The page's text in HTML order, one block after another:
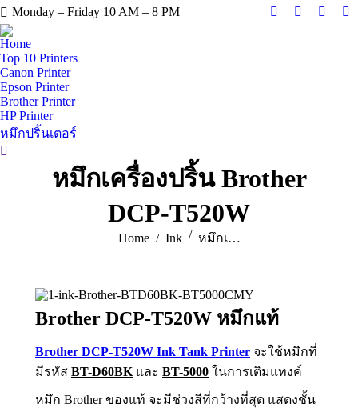
Monday – Friday 10 AM – 8 PM
Facebook
X
Home
Top 10 Printers
Canon Printer
Epson Printer
Brother Printer
HP Printer
หมึกปริ้นเตอร์
Search:
หมึกเครื่องปริ้น Brother
DCP-T520W
You are here:
Home Ink หมึกเ…
Brother DCP-T520W หมึกแท้
Brother DCP-T520W Ink Tank Printer จะใช้หมึกที่
มีรหัส BT-D60BK และ BT-5000 ในการเติมแทงค์
หมึก Brotherของแท้ จะมีช่วงสีที่กว้างที่สุด แสดงชั้น